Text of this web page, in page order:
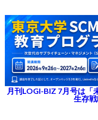
月刊LOGI-BIZ 7月号は「
生存